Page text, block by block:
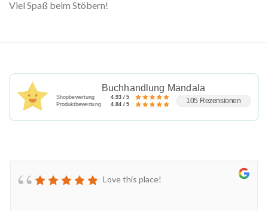
Viel Spaß beim Stöbern!
Buchhandlung Mandala
Shopbewertung 4.93 / 5
Produktbewertung 4.84 / 5 105 Rezensionen
Love this place!